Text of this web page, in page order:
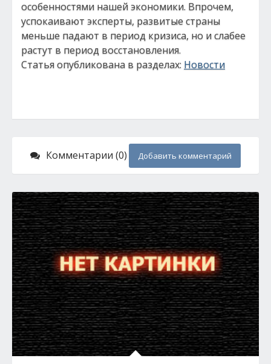
особенностями нашей экономики. Впрочем,
успокаивают эксперты, развитые страны
меньше падают в период кризиса, но и слабее
растут в период восстановления.
Статья опубликована в разделах: Новости
Комментарии (0) Добавить комментарий